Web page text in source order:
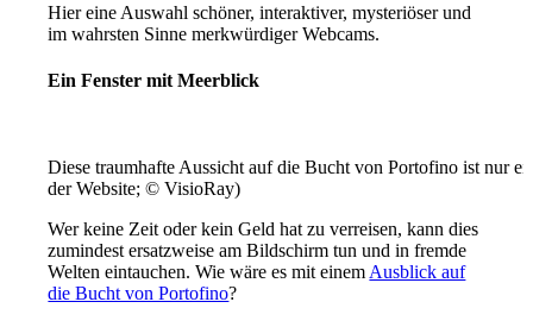
Hier eine Auswahl schöner, interaktiver, mysteriöser und
im wahrsten Sinne merkwürdiger Webcams.
Ein Fenster mit Meerblick
Diese traumhafte Aussicht auf die Bucht von Portofino ist nur
der Website; © VisioRay)
Wer keine Zeit oder kein Geld hat zu verreisen, kann dies
zumindest ersatzweise am Bildschirm tun und in fremde
Welten eintauchen. Wie wäre es mit einemAusblick auf
die Bucht von Portofino?